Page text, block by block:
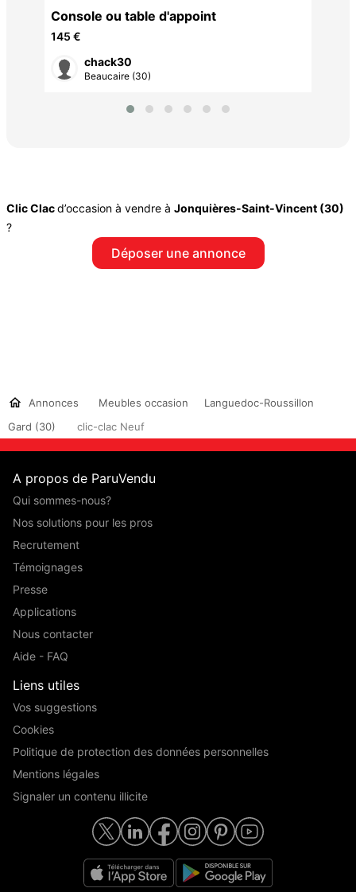
Console ou table d'appoint
145 €
chack30
Beaucaire (30)
Clic Clacd’occasion à vendre à Jonquières-Saint-Vincent (30)
?
Déposer une annonce
Annonces Meubles occasion
Languedoc-Roussillon
Gard (30)
clic-clac Neuf
A propos de ParuVendu
Qui sommes-nous?
Nos solutions pour les pros
Recrutement
Témoignages
Presse
Applications
Nous contacter
Aide - FAQ
Liens utiles
Vos suggestions
Cookies
Politique de protection des données personnelles
Mentions légales
Signaler un contenu illicite